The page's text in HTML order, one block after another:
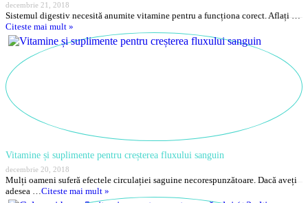
decembrie 21, 2018
Sistemul digestiv necesită anumite vitamine pentru a funcționa corect. Aflați …
Citeste mai mult »
Vitamine și suplimente pentru creșterea fluxului sanguin
decembrie 20, 2018
Mulți oameni suferă efectele circulației saguine necorespunzătoare. Dacă aveți
adesea …Citeste mai mult »